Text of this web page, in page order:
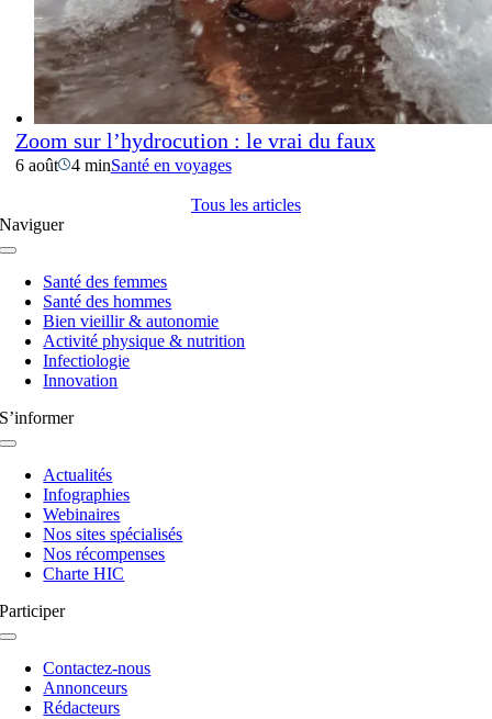
Zoom sur l’hydrocution : le vrai du faux
6 août 4 minSanté en voyages
Tous les articles
Naviguer
Navigation
basculeSanté des femmes
Santé des hommes
Bien vieillir & autonomie
Activité physique & nutrition
Infectiologie
Innovation
S’informer
Navigation
basculeActualités
Infographies
Webinaires
Nos sites spécialisés
Nos récompenses
Charte HIC
Participer
Navigation
basculeContactez-nous
Annonceurs
Rédacteurs